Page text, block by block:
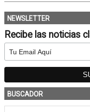
NEWSLETTER
Recibe las noticias
BUSCADOR